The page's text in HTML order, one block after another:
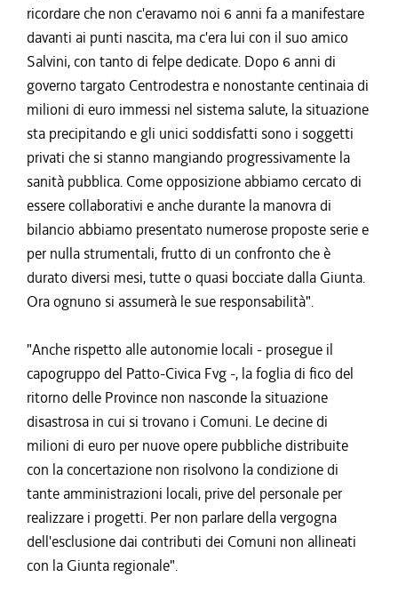
ricordare che non c'eravamo noi 6 anni fa a manifestare
davanti ai punti nascita, ma c'era lui con il suo amico
Salvini, con tanto di felpe dedicate. Dopo 6 anni di
governo targato Centrodestra e nonostante centinaia di
milioni di euro immessi nel sistema salute, la situazione
sta precipitando e gli unici soddisfatti sono i soggetti
privati che si stanno mangiando progressivamente la
sanità pubblica. Come opposizione abbiamo cercato di
essere collaborativi e anche durante la manovra di
bilancio abbiamo presentato numerose proposte serie e
per nulla strumentali, frutto di un confronto che è
durato diversi mesi, tutte o quasi bocciate dalla Giunta.
Ora ognuno si assumerà le sue responsabilità".
"Anche rispetto alle autonomie locali - prosegue il
capogruppo del Patto-Civica Fvg -, la foglia di fico del
ritorno delle Province non nasconde la situazione
disastrosa in cui si trovano i Comuni. Le decine di
milioni di euro per nuove opere pubbliche distribuite
con la concertazione non risolvono la condizione di
tante amministrazioni locali, prive del personale per
realizzare i progetti. Per non parlare della vergogna
dell'esclusione dai contributi dei Comuni non allineati
con la Giunta regionale".